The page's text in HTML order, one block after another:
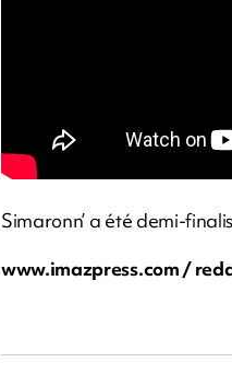
Simaronn’ a été demi-
www.imazpress.com /